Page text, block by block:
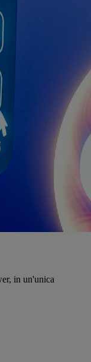
in un'unica